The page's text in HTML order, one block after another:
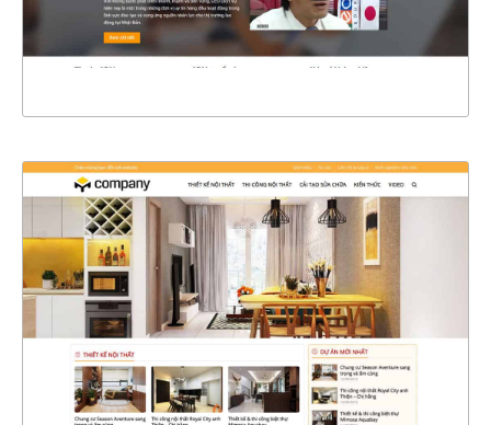
XEM THỰC TẾ
4401